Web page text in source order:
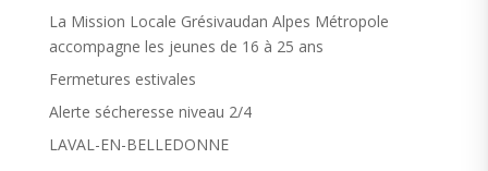
La Mission Locale Grésivaudan Alpes Métropole
accompagne les jeunes de 16 à 25 ans
Fermetures estivales
Alerte sécheresse niveau 2/4
LAVAL-EN-BELLEDONNE